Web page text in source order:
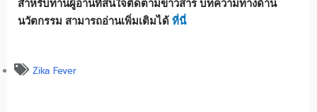
สำหรับท่านผู้อ่านที่สนใจติดตามข่าวสาร บทความทางด้าน
นวัตกรรม สามารถอ่านเพิ่มเติมได้ ที่นี่
Zika Fever